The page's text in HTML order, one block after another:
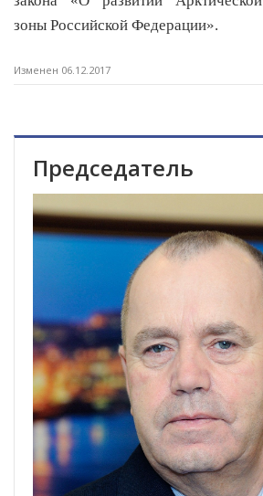
зоны Российской Федерации».
Изменен 06.12.2017
Председатель